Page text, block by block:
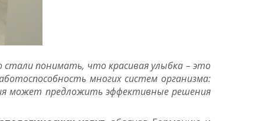
стали понимать, что красивая улыбка – это
многих систем организма:
может предложить эффективные решения